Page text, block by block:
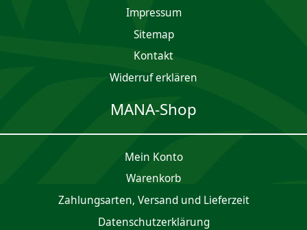
Impres­sum
Sitemap
Kontakt
Widerruf erklären
MANA-Shop
Mein Konto
Waren­korb
Zahlungsarten, Versand und Lieferzeit
Daten­schutz­er­klärung